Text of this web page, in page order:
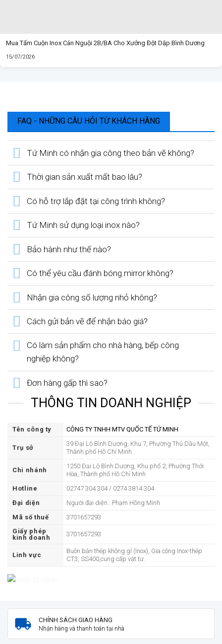
Mua Tấm Cuộn Inox Cán Nguội 2B/BA Cho Xưởng Đột Dập Bình Dương
15/07/2026
FAQ - NHỮNG CÂU HỎI TỪ KHÁCH HÀNG
Tứ Minh có nhận gia công theo bản vẽ không?
Thời gian sản xuất mất bao lâu?
Có hỗ trợ lắp đặt tại công trình không?
Tứ Minh sử dụng loại inox nào?
Bảo hành như thế nào?
Có thể yêu cầu đánh bóng mirror không?
Nhận gia công số lượng nhỏ không?
Cách gửi bản vẽ để nhận báo giá?
Có làm sản phẩm cho nhà hàng, bếp công
nghiệp không?
Đơn hàng gấp thì sao?
THÔNG TIN DOANH NGHIỆP
Tên công ty CÔNG TY TNHH MTV QUỐC TẾ TỨ MINH
Trụ sở
39 Đại Lộ Bình Dương, Khu 7, Phường Thủ Dầu Một,
Thành phố Hồ Chí Minh
Chi nhánh
1250 Đại Lộ Bình Dương, Khu phố 2, Phường Thới
Hòa, Thành phố Hồ Chí Minh
Hotline
02747 304 304 / 0274 3814 304
Đại diện
Người đại diện : Phạm Hồng Minh
Mã số thuế
3701657293
Giấy phép
kinh doanh
3701657293
Linh vực
Buôn bán thép không gỉ (Inox), Gia công Inox-thép
CT3, SS400,cung cấp vật tư.
CHÍNH SÁCH GIAO HÀNG
Nhận hàng và thanh toán tại nhà